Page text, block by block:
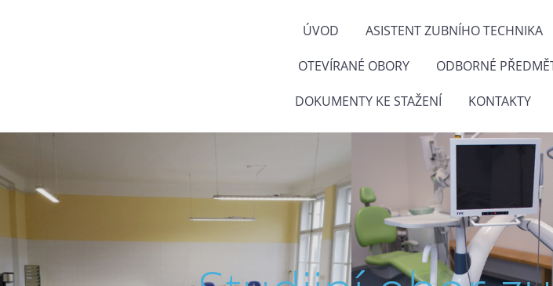
ÚVOD ASISTENT ZUBNÍHO TECHNIKA
OTEVÍRANÉ OBORY ODBORNÉ
DOKUMENTY KE STAŽENÍ KONTAKTY